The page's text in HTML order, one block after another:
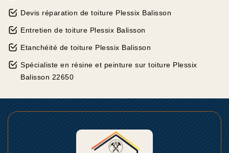
Devis réparation de toiture Plessix Balisson
Entretien de toiture Plessix Balisson
Etanchéité de toiture Plessix Balisson
Spécialiste en résine et peinture sur toiture Plessix
Balisson 22650